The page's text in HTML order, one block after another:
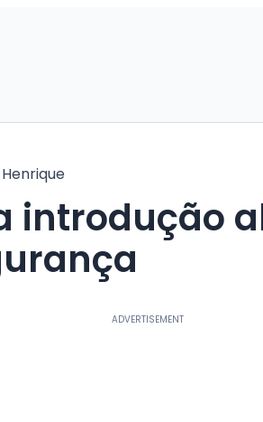
Henrique
ADVERTISEMENT